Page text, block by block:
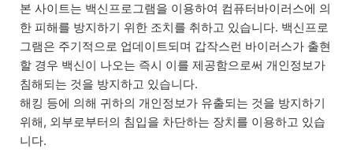
본 사이트는 백신프로그램을 이용하여 컴퓨터바이러스에 의
한 피해를 방지하기 위한 조치를 취하고 있습니다. 백신프로
그램은 주기적으로 업데이트되며 갑작스런 바이러스가 출현
할 경우 백신이 나오는 즉시 이를 제공함으로써 개인정보가
침해되는 것을 방지하고 있습니다.
해킹 등에 의해 귀하의 개인정보가 유출되는 것을 방지하기
위해, 외부로부터의 침입을 차단하는 장치를 이용하고 있습
니다.